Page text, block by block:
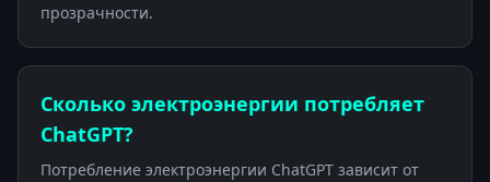
прозрачности.
Сколько электроэнергии потребляет
ChatGPT?
Потребление электроэнергии ChatGPT зависит от